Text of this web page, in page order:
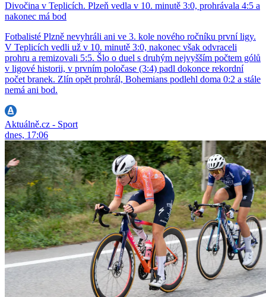
Divočina v Teplicích. Plzeň vedla v 10. minutě 3:0, prohrávala 4:5 a
nakonec má bod
Fotbalisté Plzně nevyhráli ani ve 3. kole nového ročníku první ligy.
V Teplicích vedli už v 10. minutě 3:0, nakonec však odvraceli
prohru a remizovali 5:5. Šlo o duel s druhým nejvyšším počtem gólů
v ligové historii, v prvním poločase (3:4) padl dokonce rekordní
počet branek. Zlín opět prohrál, Bohemians podlehl doma 0:2 a stále
nemá ani bod.
Aktuálně.cz - Sport
dnes, 17:06